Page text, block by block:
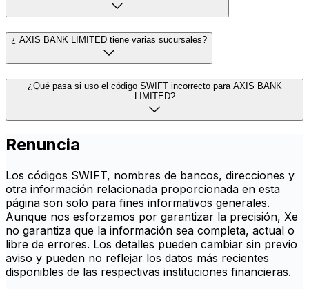
¿ AXIS BANK LIMITED tiene varias sucursales?
¿Qué pasa si uso el código SWIFT incorrecto para AXIS BANK
LIMITED?
Renuncia
Los códigos SWIFT, nombres de bancos, direcciones y
otra información relacionada proporcionada en esta
página son solo para fines informativos generales.
Aunque nos esforzamos por garantizar la precisión, Xe
no garantiza que la información sea completa, actual o
libre de errores. Los detalles pueden cambiar sin previo
aviso y pueden no reflejar los datos más recientes
disponibles de las respectivas instituciones financieras.